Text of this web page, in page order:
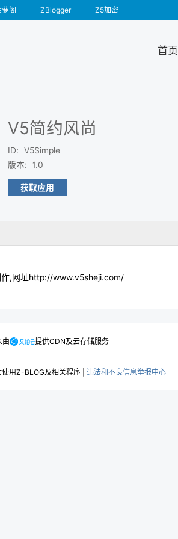
萝阁 ZBlogger Z5加密
首页
V5简约风尚
ID:
V5Simple
版本: 1.0
获取应用
,网址http://www.v5sheji.com/
由
提供CDN及云存储服务
用Z-BLOG及相关程序 | 违法和不良信息举报中心